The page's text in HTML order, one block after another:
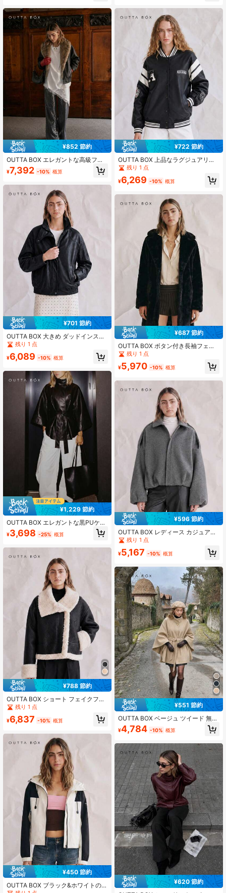
¥852 節約
OUTTA BOX エレガントな高級フェ
イクファー襟PUジャケット、冬のオ
フシーズンアウターウェア、お出か
ストにも適用、新学期シーズン
¥7,392 -10% 概算
¥701 節約
OUTTA BOX 大きめ ダッドインスパ
イアード レトロ PU カジュアルジャ
ケット レディース 秋冬用
残り 1 点
¥6,089 -10% 概算
¥1,229 節約
OUTTA BOX エレガントな黒PUケー
プジャケット レディース スタンドカ
ラー ベルト付きポンチョコート ファ
¥3,698 -25% 概算
¥788 節約
OUTTA BOX ショート フェイクファ
ー カラー モーターサイクルジャケッ
ト、冬用
残り 1 点
¥6,837 -10% 概算
¥450 節約
OUTTA BOX ブラック&ホワイトのカ
¥722 節約
OUTTA BOX 上品なラグジュアリーP
Uレザーベースボールジャケット、
に最適なルーズフィットボンバージ
リートスタイルのカジュアルジャケ
ット。
残り 1 点
¥6,269 -10% 概算
¥687 節約
OUTTA BOX ボタン付き長袖フェイ
クファーミディアムコート レディー
レガント、家庭、外出、パーティ
います
残り 1 点
¥5,970 -10% 概算
¥596 節約
OUTTA BOX レディース カジュアル
ボンバージャケット 秋冬
残り 1 点
¥5,167 -10% 概算
¥551 節約
OUTTA BOX ベージュ ツイード 無地
タイネック ハイカラー ケープスリー
ブ ルーズフィット エレガント レデ
ス、ビジネス オフィス 通勤 お出か
けに適しています、秋スタイル
¥4,784 -10% 概算
¥620 節約